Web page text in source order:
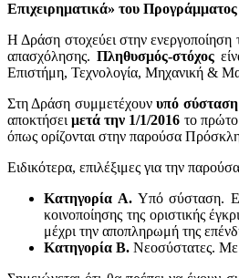
Επιχειρηματικά» του
Η Δράση στοχεύει στην ενεργοποίηση
απασχόλησης. Πληθυσμός-στόχος
Επιστήμη, Τεχνολογία, Μηχανική &
Στη Δράση συμμετέχουνυπό
αποκτήσειμετά την 1/1/2016 το πρώτο
όπως ορίζονται στην παρούσα
Ειδικότερα, επιλέξιμες για την
Κατηγορία Α.Υπό σύσταση.
κοινοποίησης της οριστικής
μέχρι την αποπληρωμή της
Κατηγορία Β. Νεοσύστατες. Με